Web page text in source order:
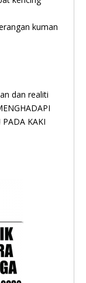
kuman
dan realiti
KAKI